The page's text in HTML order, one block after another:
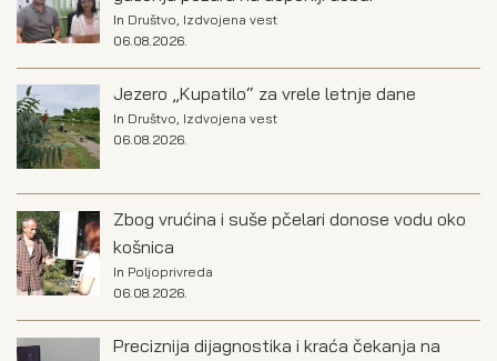
In Društvo Izdvojena vest
06.08.2026.
Jezero „Kupatilo“ za vrele letnje dane
In Društvo Izdvojena vest
06.08.2026.
Zbog vrućina i suše pčelari donose vodu oko
košnica
In Poljoprivreda
06.08.2026.
Preciznija dijagnostika i kraća čekanja na